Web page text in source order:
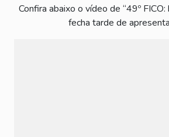
Confira abaixo o vídeo de “49º
fecha tarde de